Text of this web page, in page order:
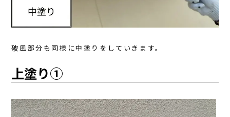
破風部分も同様に中塗りをしていきます。
上塗り①